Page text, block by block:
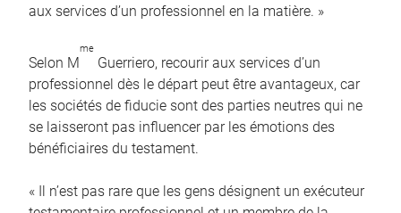
aux services d’un professionnel en la matière. »
Selon M
me
Guerriero, recourir aux services d’un
professionnel dès le départ peut être avantageux, car
les sociétés de fiducie sont des parties neutres qui ne
se laisseront pas influencer par les émotions des
bénéficiaires du testament.
« Il n’est pas rare que les gens désignent un exécuteur